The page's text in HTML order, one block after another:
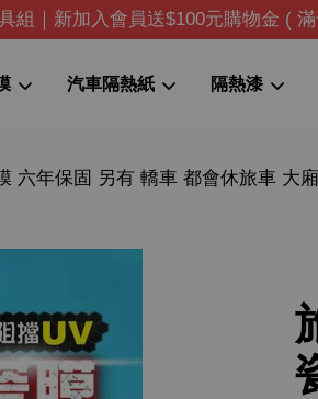
組｜新加入會員送$100元購物金 (
汽車隔熱紙 隔熱漆
六年保固 另有 轎車 都會休旅車 大
您的購物車目前還是空的。
繼續購物